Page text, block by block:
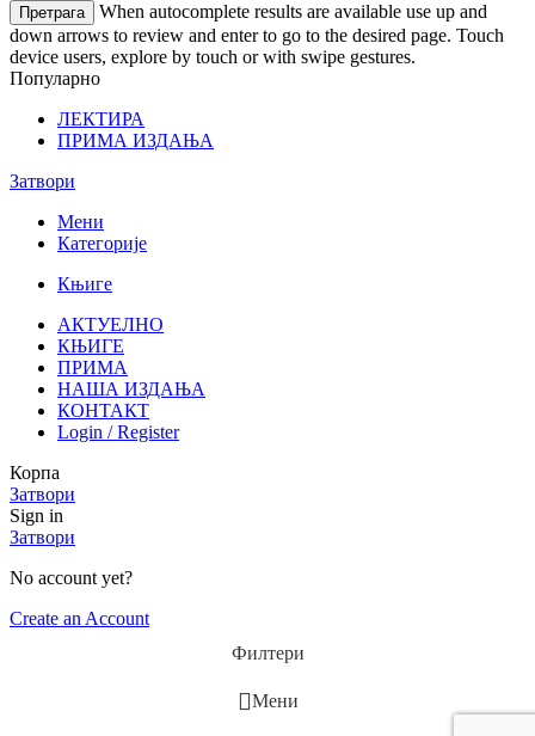
Претрага
When autocomplete results are available use up and
down arrows to review and enter to go to the desired page. Touch
device users, explore by touch or with swipe gestures.
Популарно
ЛЕКТИРА
ПРИМА ИЗДАЊА
Затвори
Мени
Категорије
Књиге
АКТУЕЛНО
КЊИГЕ
ПРИМА
НАША ИЗДАЊА
КОНТАКТ
Login / Register
Корпа
Затвори
Sign in
Затвори
No account yet?
Create an Account
Филтери
Мени